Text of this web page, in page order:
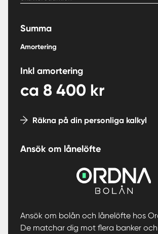
Summa
Amortering
Inkl amortering
ca 8 400 kr
Räkna på din personliga kalkyl
Ansök om lånelöfte
Ansök om bolån och lånelöfte hos
De matchar dig mot flera banker